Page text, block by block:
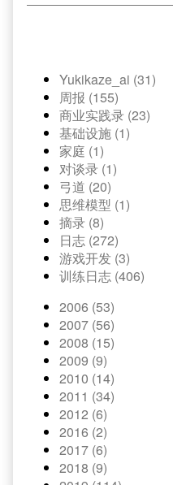
Yukikaze_ai (31)
周报 (155)
商业实践录 (23)
基础设施 (1)
家庭 (1)
对谈录 (1)
弓道 (20)
思维模型 (1)
摘录 (8)
日志 (272)
游戏开发 (3)
训练日志 (406)
2006 (53)
2007 (56)
2008 (15)
2009 (9)
2010 (14)
2011 (34)
2012 (6)
2016 (2)
2017 (6)
2018 (9)